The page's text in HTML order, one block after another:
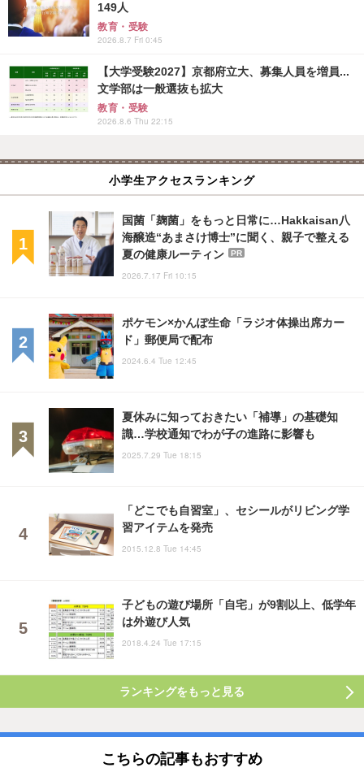
149人
教育・受験
2026.8.7 Fri 0:45
【大学受験2027】京都府立大、募集人員を増員...
文学部は一般選抜も拡大
教育・受験
2026.8.6 Thu 22:15
小学生アクセスランキング
国菌「麹菌」をもっと日常に…Hakkaisan八
海醸造“あまさけ博士”に聞く、親子で整える
夏の健康ルーティン
PR
2026.7.17 Fri 10:15
ポケモン×かんぽ生命「ラジオ体操出席カー
ド」郵便局で配布
2024.6.4 Tue 12:45
夏休みに知っておきたい「補導」の基礎知
識…学校通知でわが子の進路に影響も
2025.7.29 Tue 18:15
「どこでも自習室」、セシールがリビング学
習アイテムを発売
2015.12.8 Tue 14:45
子どもの遊び場所「自宅」が9割以上、低学年
は外遊び人気
2018.4.24 Tue 17:15
ランキングをもっと見る
こちらの記事もおすすめ